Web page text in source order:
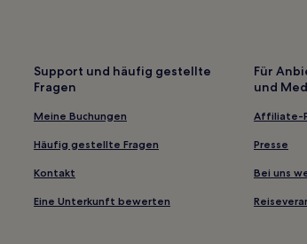
und seinen Nachkommen
Support und häufig gestellte
Fragen
Meine Buchungen
Häufig gestellte Fragen
Kontakt
Eine Unterkunft bewerten
Für
und
Affiliate-
Presse
Bei uns